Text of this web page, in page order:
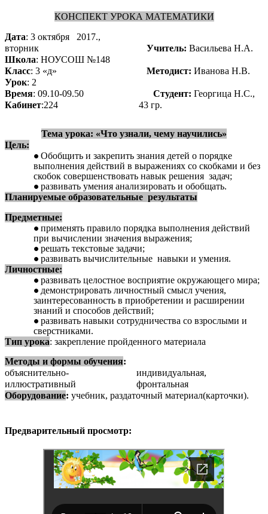
КОНСПЕКТ УРОКА МАТЕМАТИКИ
Дата: 3 октября 2017.,
вторник
Школа: НОУСОШ №148
Класс: 3 «д»
Урок: 2
Время: 09.10-09.50
Кабинет:224
Учитель: Васильева Н.А.
Методист:Иванова Н.В.
Студент: Георгица Н.С.,
43 гр.
Тема урока: «Что узнали, чему научились»
Цель:
Обобщить и закрепить знания детей о порядке
выполнения действий в выражениях со скобками и без
скобок совершенствовать навык решения задач;
развивать умения анализировать и обобщать.
Планируемые образовательные результаты
Предметные:
применять правило порядка выполнения действий
при вычислении значения выражения;
решать текстовые задачи;
развивать вычислительные навыки и умения.
Личностные:
развивать целостное восприятие окружающего мира;
демонстрировать личностный смысл учения,
заинтересованность в приобретении и расширении
знаний и способов действий;
развивать навыки сотрудничества со взрослыми и
сверстниками.
Тип урока: закрепление пройденного материала
Методы и формы обучения:
объяснительно-
иллюстративный
индивидуальная,
фронтальная
Оборудование: учебник, раздаточный материал(карточки).
Предварительный просмотр: